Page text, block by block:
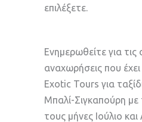
επιλέξετε.
Ενημερωθείτε για τις
αναχωρήσεις που
Exotic Tours για
Μπαλί-Σιγκαπούρη με
τους μήνες Ιούλιο